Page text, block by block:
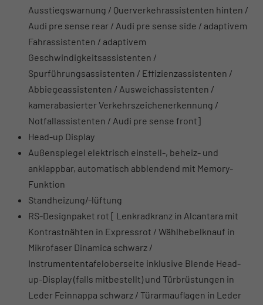
Ausstiegswarnung / Querverkehrassistenten hinten /
Audi pre sense rear / Audi pre sense side / adaptivem
Fahrassistenten / adaptivem
Geschwindigkeitsassistenten /
Spurführungsassistenten / Effizienzassistenten /
Abbiegeassistenten / Ausweichassistenten /
kamerabasierter Verkehrszeichenerkennung /
Notfallassistenten / Audi pre sense front]
Head-up Display
Außenspiegel elektrisch einstell-, beheiz- und
anklappbar, automatisch abblendend mit Memory-
Funktion
Standheizung/-lüftung
RS-Designpaket rot [ Lenkradkranz in Alcantara mit
Kontrastnähten in Expressrot / Wählhebelknauf in
Mikrofaser Dinamica schwarz /
Instrumententafeloberseite inklusive Blende Head-
up-Display (falls mitbestellt) und Türbrüstungen in
Leder Feinnappa schwarz / Türarmauflagen in Leder